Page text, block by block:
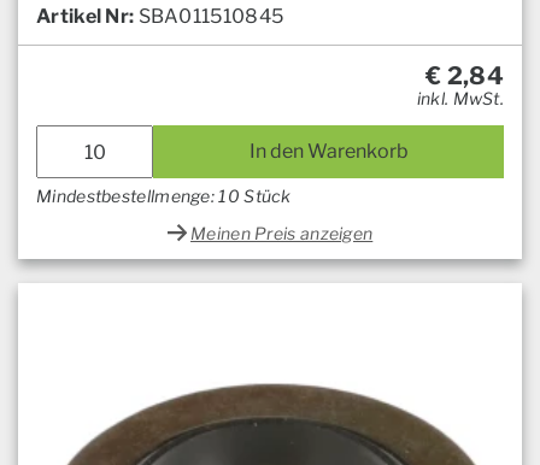
Artikel Nr: SBA011510845
€ 2,84
inkl. MwSt.
In den Warenkorb
Mindestbestellmenge: 10 Stück
Meinen Preis anzeigen